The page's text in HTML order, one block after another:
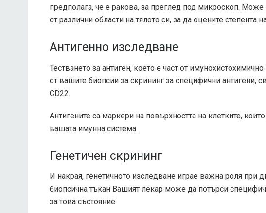
предполага, че е ракова, за преглед под микроскоп.
от различни области на тялото си, за да оцените степента
Антигенно изследване
Тестването за антиген, което е част от
от вашите биопсии за скрининг за специфични антигени,
CD22.
Антигените са маркери на повърхността на клетките,
вашата имунна система.
Генетичен скрининг
И накрая, генетичното изследване играе важна роля при
биопсична тъкан Вашият лекар може да потърси
за това състояние.